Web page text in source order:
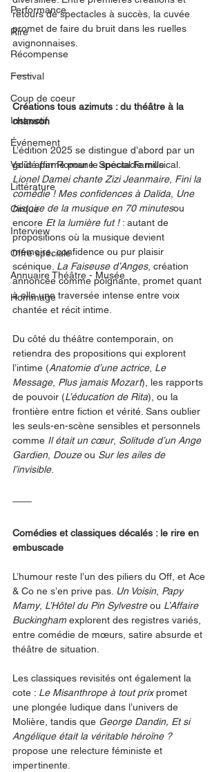
Performance
Rire
Récompense
Festival
Coup de coeur
Instructif
Événement
Validé par Romane. Spécial Famille
Littérature
Cirque
Interview
Offre spéciale
Annuaire Théâtre - Musée
Hommage
retours de spectacles à succès, la cuvée
promet de faire du bruit dans les ruelles
avignonnaises.
Créations tous azimuts : du théâtre à la
chanson
L’édition 2025 se distingue d’abord par un
goût affirmé pour le spectacle musical.
Lionel Damei chante Zizi Jeanmaire, Fini la
comédie ! Mes confidences à Dalida Une
histoire de la musique en 70 minutesou
encore Et la lumière fut ! : autant de
propositions où la musique devient
mémoire, confidence ou pur plaisir
scénique. La Faiseuse d’Anges, création
annoncée comme poignante, promet quant
à elle une traversée intense entre voix
chantée et récit intime.
Du côté du théâtre contemporain, on
retiendra des propositions qui explorent
l’intime (Anatomie d’une actrice, Le
Message, Plus jamais Mozart), les rapports
de pouvoir (L’éducation de Rita), ou la
frontière entre fiction et vérité. Sans oublier
les seuls-en-scène sensibles et personnels
comme Il était un cœur, Solitude d’un Ange
Gardien, Douze ou Sur les ailes de
l’invisible.
Comédies et classiques décalés : le rire en
embuscade
L’humour reste l’un des piliers du Off, et Ace
& Co ne s’en prive pas. Un Voisin, Papy
Mamy, L’Hôtel du Pin Sylvestre ou L’Affaire
Buckingham explorent des registres variés,
entre comédie de mœurs, satire absurde et
théâtre de situation.
Les classiques revisités ont également la
cote : Le Misanthrope à tout prix promet
une plongée ludique dans l’univers de
Molière, tandis que George Dandin, Et si
Angélique était la véritable héroïne ?
propose une relecture féministe et
impertinente.